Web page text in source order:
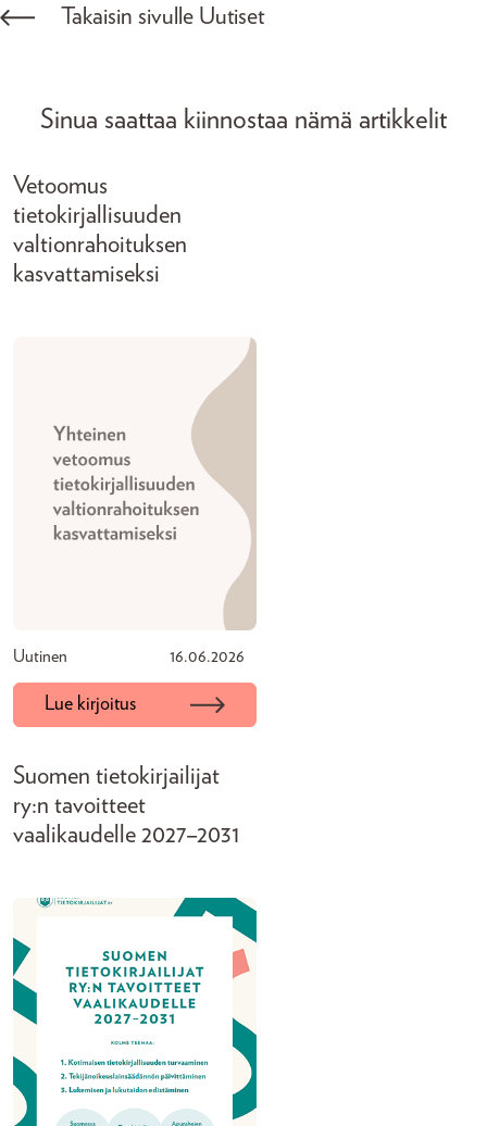
Takaisin sivulle Uutiset
Sinua saattaa kiinnostaa nämä artikkelit
Vetoomus
tietokirjallisuuden
valtionrahoituksen
kasvattamiseksi
Uutinen 16.06.2026
Lue kirjoitus
Suomen tietokirjailijat
ry:n tavoitteet
vaalikaudelle 2027–2031